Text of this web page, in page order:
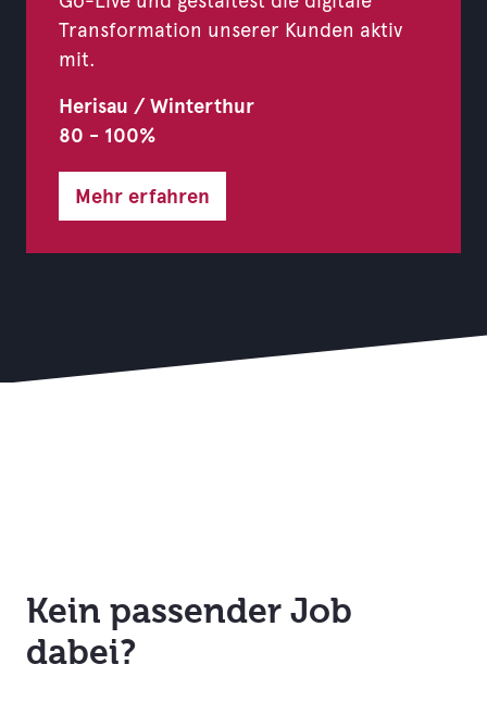
Transformation unserer Kunden aktiv
mit.
Herisau / Winterthur
80 - 100%
Mehr erfahren
Kein passender Job
dabei?